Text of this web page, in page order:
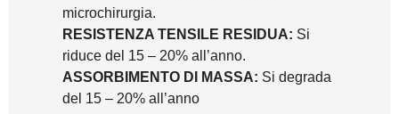
microchirurgia.
RESISTENZA TENSILE RESIDUA: Si
riduce del 15 – 20% all’anno.
ASSORBIMENTO DI MASSA: Si degrada
del 15 – 20% all’anno